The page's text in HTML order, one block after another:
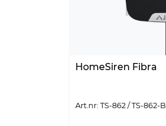
HomeSiren Fibra
Art.nr: TS-862 / TS-862-B